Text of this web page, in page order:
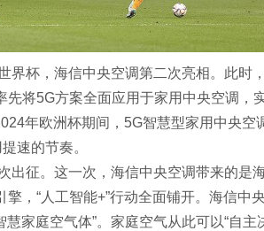
界杯，海信中央空调第二次亮相。此时
先将5G方案全面应用于家用中央空调，
年欧洲杯期间，5G智慧型家用中央
速的节奏。
出征。这一次，海信中央空调带来的是
擎，“人工智能+”行动全面铺开。海信
慧家庭空气体”。家庭空气从此可以“自